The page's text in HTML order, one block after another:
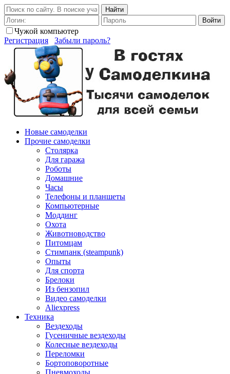
Найти
Войти
Чужой компьютер
Регистрация
Забыли пароль?
Новые самоделки
Прочие самоделки
Столярка
Для гаража
Роботы
Домашние
Часы
Телефоны и планшеты
Компьютерные
Моддинг
Охота
Животноводство
Питомцам
Стимпанк (steampunk)
Опыты
Для спорта
Брелоки
Из бензопил
Видео самоделки
Aliexpress
Техника
Вездеходы
Гусеничные вездеходы
Колесные вездеходы
Переломки
Бортоповоротные
Пневмоходы